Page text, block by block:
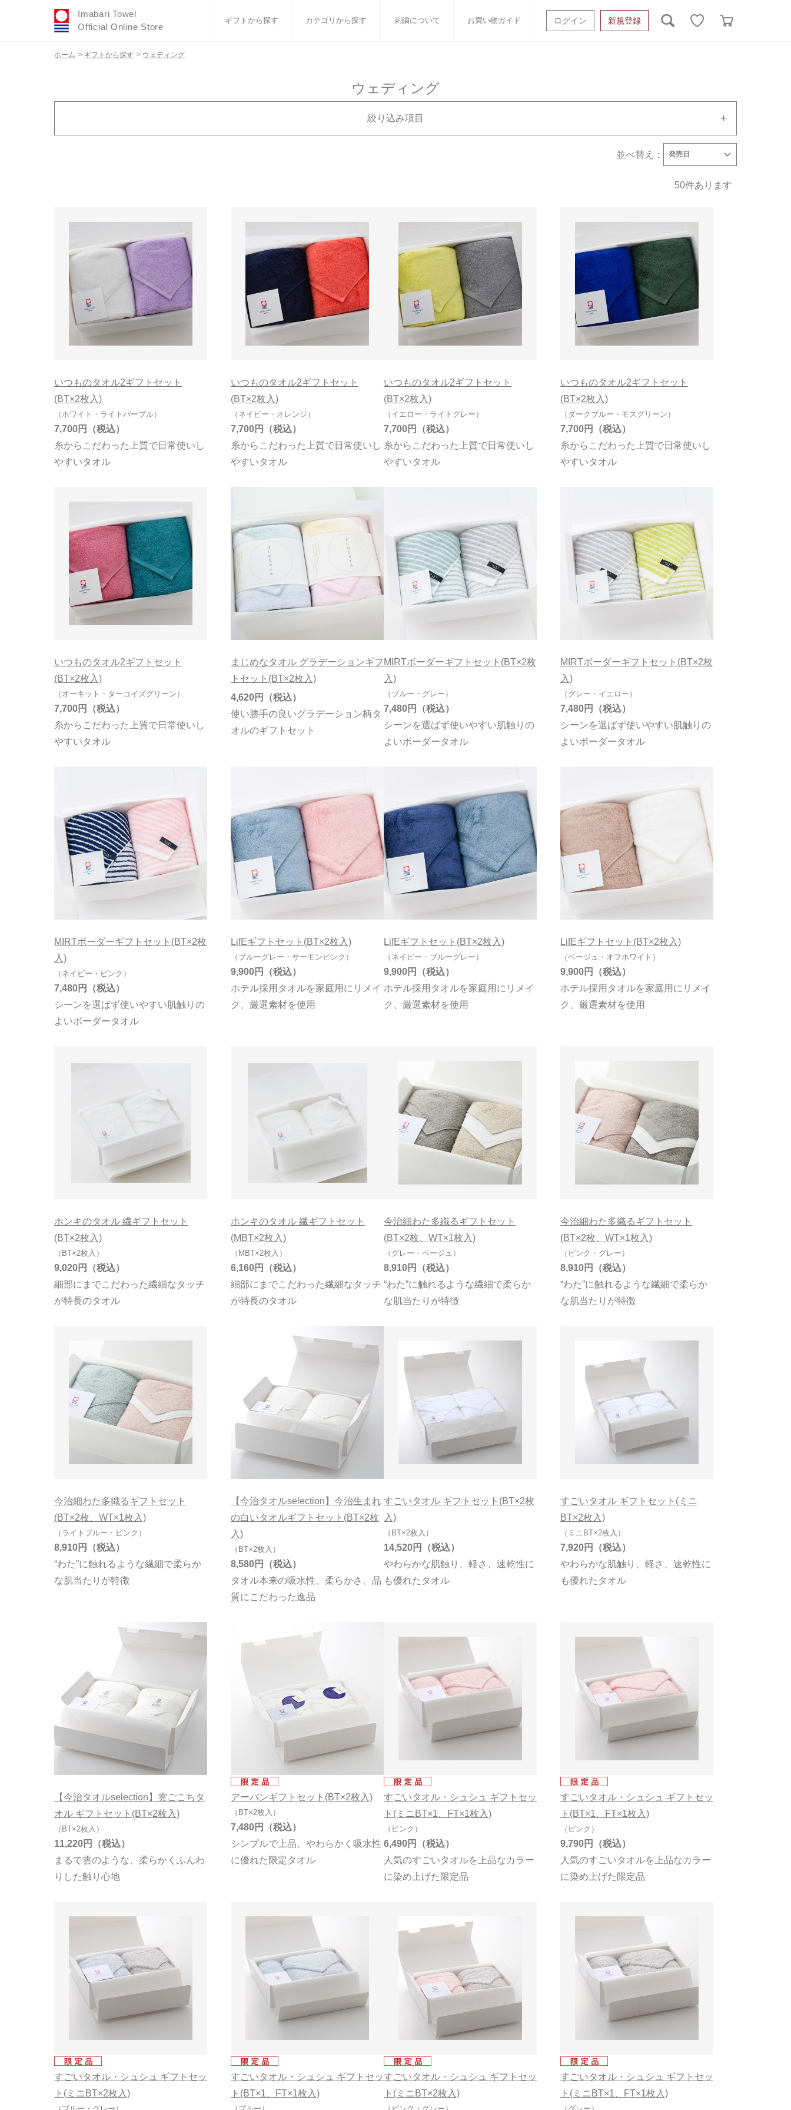
Imabari Towel
Official Online Store
ギフトから探す カテゴリから探す 刺繍について お買い物ガイド ログイン 新規登録
ウェディング 小さなお返し・お餞別 オーガニック
タオルハンカチ ベビーグッズ マフラー 衣類 タオルケット類
刺繍
ホーム > ギフトから探す > ウェディング
絞り込み項目
その他カラー無地 6,000円～6,999円
8,000円～8,999円
9,000円～9,999円
10,000円以上
ウェディング
タオルメーカーで絞り込む
丸山タオル
村上パイル
無撚糸
ウェディング
並べ替え： 発売日
50件あります
いつものタオル2ギフトセット
(BT×2枚入)
（ホワイト・ライトパープル）
糸からこだわった上質で日常使いし
やすいタオル
7,700円
いつものタオル2ギフトセット
(BT×2枚入)
（ネイビー・オレンジ）
糸からこだわった上質で日常使いし
やすいタオル
7,700円
いつものタオル2ギフトセット
(BT×2枚入)
（イエロー・ライトグレー）
糸からこだわった上質で日常使いし
やすいタオル
7,700円
いつものタオル2ギフトセット
(BT×2枚入)
（ダークブルー・モスグリーン）
糸からこだわった上質で日常使いし
やすいタオル
7,700円
いつものタオル2ギフトセット
(BT×2枚入)
（オーキット・ターコイズグリーン）
糸からこだわった上質で日常使いし
やすいタオル
7,700円
まじめなタオル グラデーションギフ
トセット(BT×2枚入)
使い勝手の良いグラデーション柄タ
オルのギフトセット
4,620円
MIRTボーダーギフトセット(BT×2枚
入)
（ブルー・グレー）
シーンを選ばず使いやすい肌触りの
よいボーダータオル
7,480円
MIRTボーダーギフトセット(BT×2枚
入)
（グレー・イエロー）
シーンを選ばず使いやすい肌触りの
よいボーダータオル
7,480円
MIRTボーダーギフトセット(BT×2枚
入)
（ネイビー・ピンク）
シーンを選ばず使いやすい肌触りの
よいボーダータオル
7,480円
LifEギフトセット(BT×2枚入)
（ブルーグレー・サーモンピンク）
ホテル採用タオルを家庭用にリメイ
ク、厳選素材を使用
9,900円
LifEギフトセット(BT×2枚入)
（ネイビー・ブルーグレー）
ホテル採用タオルを家庭用にリメイ
ク、厳選素材を使用
9,900円
LifEギフトセット(BT×2枚入)
（ベージュ・オフホワイト）
ホテル採用タオルを家庭用にリメイ
ク、厳選素材を使用
9,900円
ホンキのタオル 繊ギフトセット
(BT×2枚入)
（BT×2枚入）
細部にまでこだわった繊細なタッチ
が特長のタオル
9,020円
ホンキのタオル 繊ギフトセット
(MBT×2枚入)
（MBT×2枚入）
細部にまでこだわった繊細なタッチ
が特長のタオル
6,160円
今治細わた多織るギフトセット
(BT×2枚、WT×1枚入)
（グレー・ベージュ）
“わた”に触れるような繊細で柔らか
な肌当たりが特徴
8,910円
今治細わた多織るギフトセット
(BT×2枚、WT×1枚入)
（ピンク・グレー）
“わた”に触れるような繊細で柔らか
な肌当たりが特徴
8,910円
今治細わた多織るギフトセット
(BT×2枚、WT×1枚入)
（ライトブルー・ピンク）
“わた”に触れるような繊細で柔らか
な肌当たりが特徴
8,910円
【今治タオルselection】今治生まれ
の白いタオルギフトセット(BT×2枚
入)
（BT×2枚入）
タオル本来の吸水性、柔らかさ、品
質にこだわった逸品
8,580円
すごいタオル ギフトセット(BT×2枚
入)
（BT×2枚入）
やわらかな肌触り、軽さ、速乾性に
も優れたタオル
14,520円
すごいタオル ギフトセット(ミニ
BT×2枚入)
（ミニBT×2枚入）
やわらかな肌触り、軽さ、速乾性に
も優れたタオル
7,920円
【今治タオルselection】雲ごこちタ
オル ギフトセット(BT×2枚入)
（BT×2枚入）
まるで雲のような、柔らかくふんわ
りした触り心地
11,220円
アーバンギフトセット(BT×2枚入)
（BT×2枚入）
シンプルで上品、やわらかく吸水性
に優れた限定タオル
7,480円
すごいタオル・シュシュ ギフトセッ
ト(ミニBT×1、FT×1枚入)
（ピンク）
人気のすごいタオルを上品なカラー
に染め上げた限定品
6,490円
すごいタオル・シュシュ ギフトセッ
ト(BT×1、FT×1枚入)
（ピンク）
人気のすごいタオルを上品なカラー
に染め上げた限定品
9,790円
すごいタオル・シュシュ ギフトセッ
ト(ミニBT×2枚入)
すごいタオル・シュシュ ギフトセッ
ト(BT×1、FT×1枚入)
すごいタオル・シュシュ ギフトセッ
ト(ミニBT×2枚入)
すごいタオル・シュシュ ギフトセッ
ト(ミニBT×1、FT×1枚入)